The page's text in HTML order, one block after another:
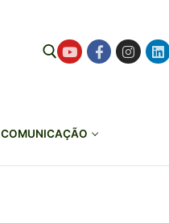
COMUNICAÇÃO